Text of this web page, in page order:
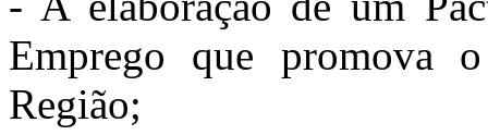
Emprego que promova
Região;